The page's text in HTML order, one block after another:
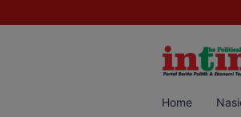
Sabu di Pangkalan Bun, Dua Pelaku Diamankan
Home